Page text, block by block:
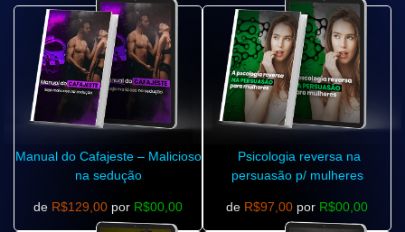
Manual do Cafajeste – Malicioso
na sedução
de R$129,00 por R$00,00
Psicologia reversa na
persuasão p/ mulheres
de R$97,00 por R$00,00